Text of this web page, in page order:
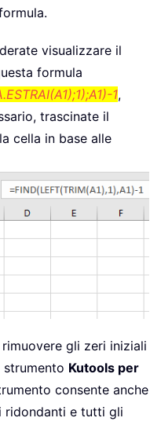
visualizzare il
formula
1,
trascinate il
cella in base alle
gli zeri iniziali
Kutools per
consente anche
ridondanti e tutti gli